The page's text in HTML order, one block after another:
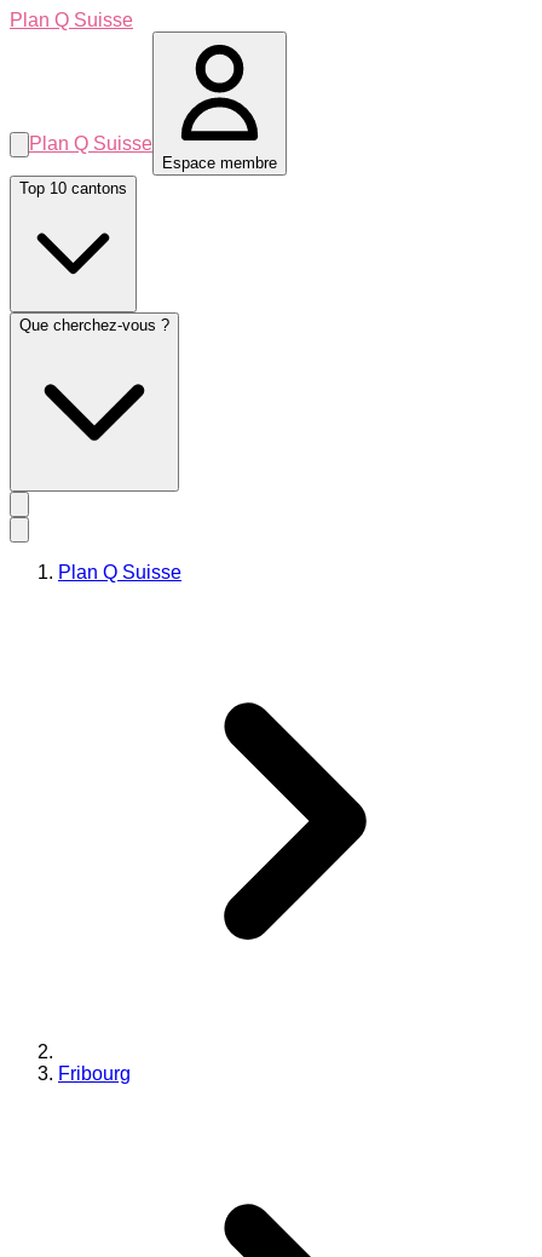
Plan Q Suisse
Plan Q Suisse
Espace membre
Top 10 cantons
Que cherchez-vous ?
Plan Q Suisse
Fribourg